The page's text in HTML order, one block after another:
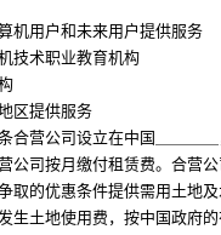
机用户和未来用户提供服务
技术职业教育机构
区提供服务
合营公司设立在中国＿＿＿
公司按月缴付租赁费。合营
取的优惠条件提供需用土地及
生土地使用费，按中国政府的